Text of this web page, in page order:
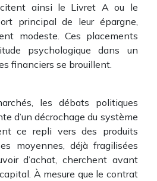
ainsi le Livret A ou le
principal de leur épargne,
modeste. Ces placements
psychologique dans un
financiers se brouillent.
les débats politiques
d’un décrochage du système
ce repli vers des produits
moyennes, déjà fragilisées
d’achat, cherchent avant
À mesure que le contrat